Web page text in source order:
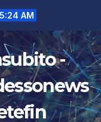
AM
-